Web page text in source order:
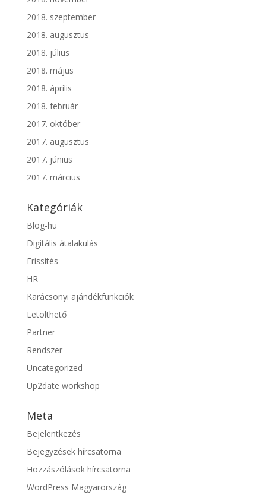
2018. szeptember
2018. augusztus
2018. július
2018. május
2018. április
2018. február
2017. október
2017. augusztus
2017. június
2017. március
Kategóriák
Blog-hu
Digitális átalakulás
Frissítés
HR
Karácsonyi ajándékfunkciók
Letölthető
Partner
Rendszer
Uncategorized
Up2date workshop
Meta
Bejelentkezés
Bejegyzések hírcsatorna
Hozzászólások hírcsatorna
WordPress Magyarország